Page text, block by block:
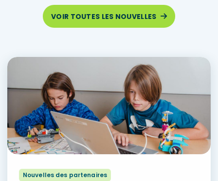
VOIR TOUTES LES NOUVELLES
Nouvelles des partenaires